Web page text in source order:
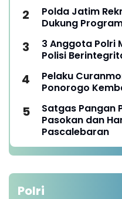
Polda Jatim
Dukung
3 Anggota Polri
Polisi
Pelaku
Ponorogo
Satgas Pangan
Pasokan dan
Pascalebaran
Polri